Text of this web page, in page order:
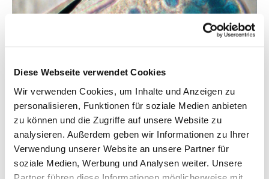
Diese Webseite verwendet Cookies
Wir verwenden Cookies, um Inhalte und Anzeigen zu
personalisieren, Funktionen für soziale Medien anbieten
zu können und die Zugriffe auf unsere Website zu
analysieren. Außerdem geben wir Informationen zu Ihrer
Verwendung unserer Website an unsere Partner für
soziale Medien, Werbung und Analysen weiter. Unsere
Dieses Pantoffeltierchen wurde mit blau gefärbter Nahrung
gefüttert. Die blaue Farbe hat sich nun in den „Verdauungs-
Organellen“ (Vakuolen) gesammelt. Bild:
Commons, CC-Lizenz
Wichtigstes Organell ist der Zellkern, der den